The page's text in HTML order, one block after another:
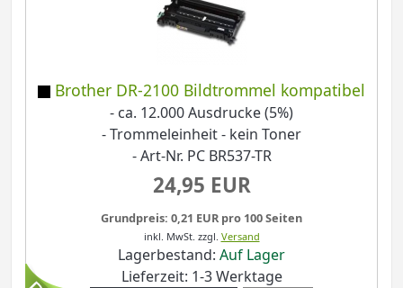
Brother DR-2100 Bildtrommel kompatibel
- ca. 12.000 Ausdrucke (5%)
- Trommeleinheit - kein Toner
- Art-Nr. PC BR537-TR
24,95 EUR
Grundpreis: 0,21 EUR pro 100 Seiten
inkl. MwSt. zzgl. Versand
Lagerbestand: Auf Lager
Lieferzeit: 1-3 Werktage